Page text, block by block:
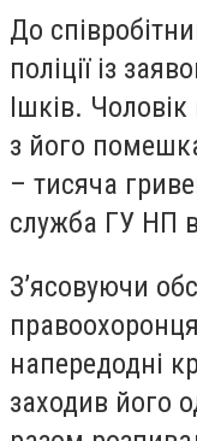
До
поліції із
Ішків.
з його
– тисяча
служба ГУ НП в
З’ясовуючи
напередодні
заходив його